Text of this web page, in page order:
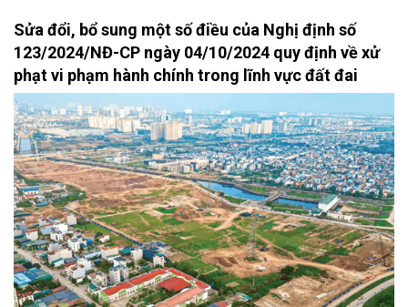
Sửa đổi, bổ sung một số điều của Nghị định số
123/2024/NĐ-CP ngày 04/10/2024 quy định về xử
phạt vi phạm hành chính trong lĩnh vực đất đai